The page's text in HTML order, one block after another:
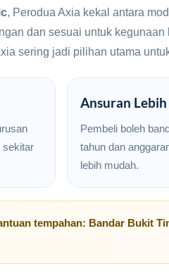
, Perodua Axia kekal antara
dan sesuai untuk
sering jadi pilihan utama
sekitar
Ansuran Lebih
Pembeli boleh
tahun dan
lebih mudah.
tempahan: Bandar Bukit